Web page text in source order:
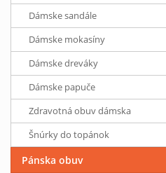
Dámske sandále
Dámske mokasíny
Dámske dreváky
Dámske papuče
Zdravotná obuv dámska
Šnúrky do topánok
Pánska obuv